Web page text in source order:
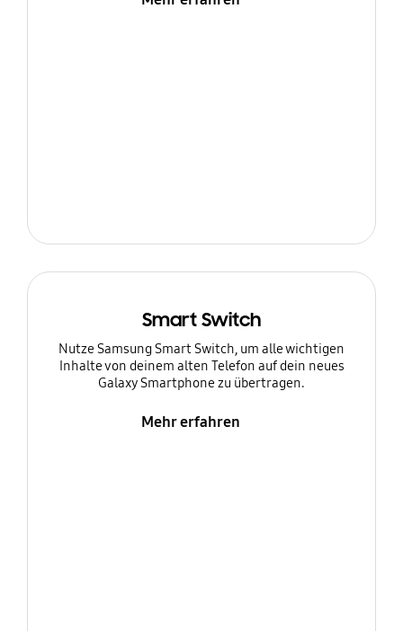
Smart Switch
Nutze Samsung Smart Switch, um alle wichtigen
Inhalte von deinem alten Telefon auf dein neues
Galaxy Smartphone zu übertragen.
Mehr erfahren